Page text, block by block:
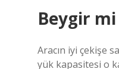
Beygir
Aracın iyi çekişe
yük kapasitesi o